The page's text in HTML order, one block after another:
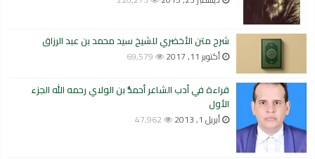
شرح متن الأخضري للشيخ سيد محمد بن عبد الرزاق
أكتوبر 11, 2017 69,579
قراءة في أدب الشاعر أحمدُّ بن الولاي رحمه الله الجزء
الأول
أبريل 1, 2013 47,962